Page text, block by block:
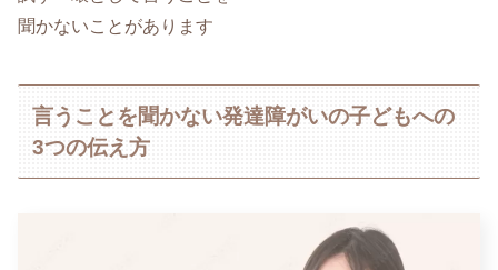
聞かないことがあります
言うことを聞かない発達障がいの子どもへの
3つの伝え方